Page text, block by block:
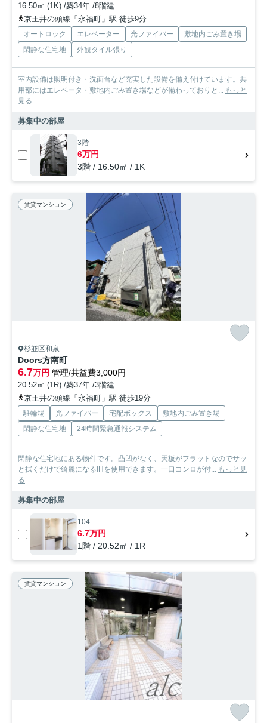
16.50㎡ (1K) /築34年 /8階建
京王井の頭線「永福町」駅 徒歩9分
オートロック エレベーター 光ファイバー
敷地内ごみ置き場
閑静な住宅地
外観タイル張り
室内設備は照明付き・洗面台など充実した設備を備え付けています。共
用部にはエレベータ・敷地内ごみ置き場などが備わっておりと... もっと
見る
募集中の部屋
3階
6万円
3階 / 16.50㎡ / 1K
賃貸マンション
杉並区和泉
Doors方南町
6.7万円 管理/共益費3,000円
20.52㎡ (1R) /築37年 /3階建
京王井の頭線「永福町」駅 徒歩19分
駐輪場 光ファイバー 宅配ボックス
敷地内ごみ置き場
閑静な住宅地
24時間緊急通報システム
閑静な住宅地にある物件です。凸凹がなく、天板がフラットなのでサッ
と拭くだけで綺麗になるIHを使用できます。一口コンロが付... もっと見
る
募集中の部屋
104
6.7万円
1階 / 20.52㎡ / 1R
賃貸マンション